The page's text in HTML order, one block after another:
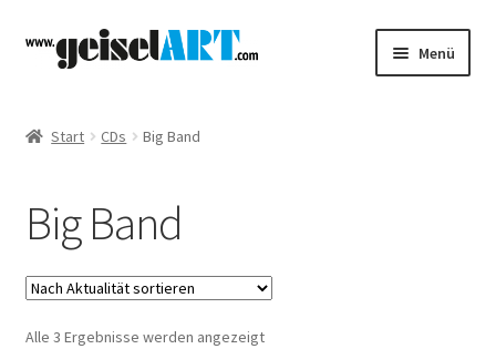
Zur
Navigation
Zum
Inhalt
Menü
Start CDs Big Band
Big Band
Alle 3 Ergebnisse werden angezeigtNach